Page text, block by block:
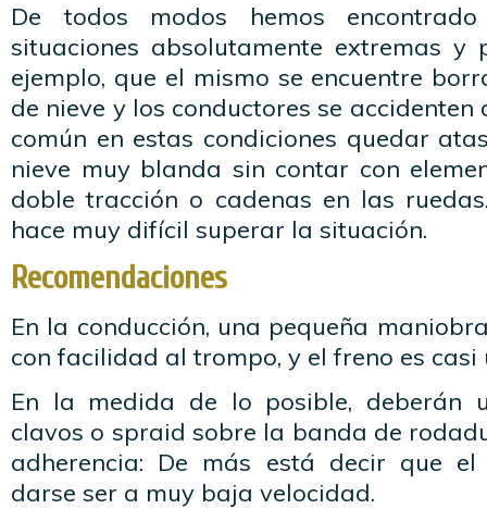
De todos modos hemos
situaciones absolutamente extremas y
ejemplo, que el mismo se encuentre
de nieve y los conductores se accidenten
común en estas condiciones quedar
nieve muy blanda sin contar con
doble tracción o cadenas en las
hace muy difícil superar la situación.
Recomendaciones
En la conducción, una pequeña
con facilidad al trompo, y el freno es
En la medida de lo posible, deberán
clavos o spraid sobre la banda de
adherencia: De más está decir que
darse ser a muy baja velocidad.